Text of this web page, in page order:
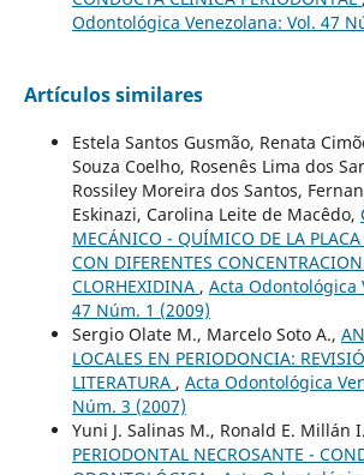
Odontológica Venezolana: Vol. 47
Artículos similares
Estela Santos Gusmão, Renata
Souza Coelho, Rosenês Lima dos
Rossiley Moreira dos Santos,
Eskinazi, Carolina Leite de Macêdo,
MECÁNICO - QUÍMICO DE LA
CON DIFERENTES
CLORHEXIDINA , Acta Odontológica
47 Núm. 1 (2009)
Sergio Olate M., Marcelo Soto A.,
LOCALES EN PERIODONCIA:
LITERATURA , Acta Odontológica
Núm. 3 (2007)
Yuni J. Salinas M., Ronald E. Millán
PERIODONTAL NECROSANTE -